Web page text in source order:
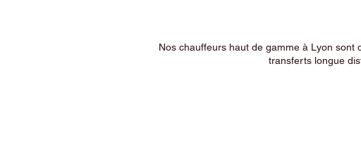
Nos chauffeurs haut de gamme à Lyon
transferts longue